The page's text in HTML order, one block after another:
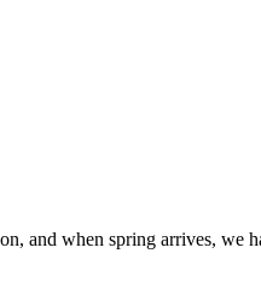
and when spring arrives, we